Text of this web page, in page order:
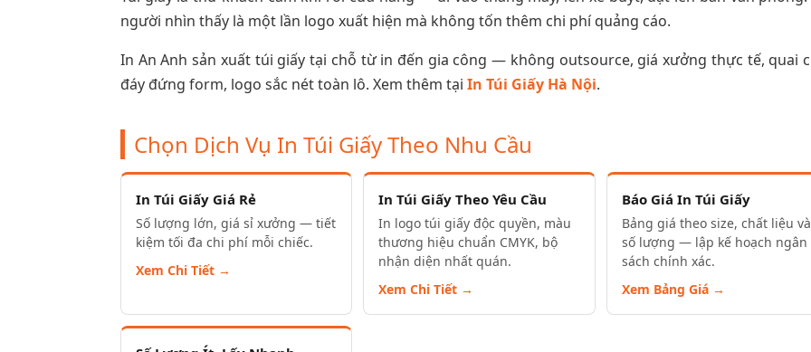
người nhìn thấy là một lần logo xuất hiện mà không tốn thêm chi phí quảng cáo.
In An Anh sản xuất túi giấy tại chỗ từ in đến gia công — không outsource, giá xưởng thực tế, quai
đáy đứng form, logo sắc nét toàn lô. Xem thêm tại In Túi Giấy Hà Nội.
Chọn Dịch Vụ In Túi Giấy Theo Nhu Cầu
In Túi Giấy Giá Rẻ
Số lượng lớn, giá sỉ xưởng — tiết
kiệm tối đa chi phí mỗi chiếc.
Xem Chi Tiết →
In Túi Giấy Theo Yêu Cầu
In logo túi giấy độc quyền, màu
thương hiệu chuẩn CMYK, bộ
nhận diện nhất quán.
Xem Chi Tiết →
Báo Giá In Túi Giấy
Bảng giá theo size, chất liệu và
số lượng — lập kế hoạch ngân
sách chính xác.
Xem Bảng Giá →